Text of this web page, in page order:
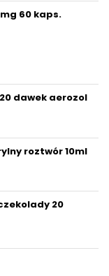
60 kaps.
dawek aerozol
roztwór 10ml
20